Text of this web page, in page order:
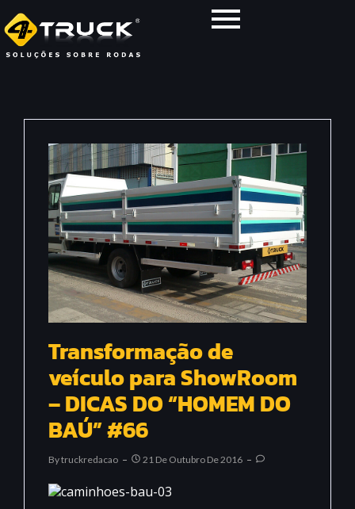
Transformação de
veículo para ShowRoom
– DICAS DO “HOMEM DO
BAÚ” #66
ByTruckredacao 21 De Outubro De 2016